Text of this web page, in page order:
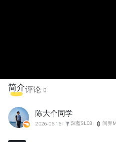
简介评论 0
陈大个同学
2026-06-16 深蓝SL03 问界